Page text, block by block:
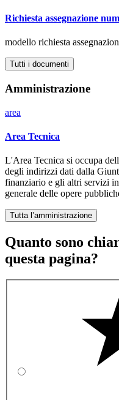
Richiesta assegnazione
modello richiesta
Tutti i documenti
Amministrazione
area
Area Tecnica
L'Area Tecnica si occupa
degli indirizzi dati dalla
finanziario e gli altri servizi
generale delle opere
Tutta l’amministrazione
Quanto sono
questa pagina?